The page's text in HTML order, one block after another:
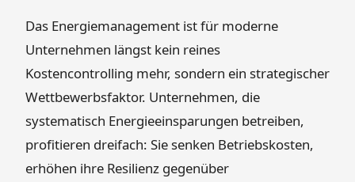
Das Energiemanagement ist für moderne
Unternehmen längst kein reines
Kostencontrolling mehr, sondern ein strategischer
Wettbewerbsfaktor. Unternehmen, die
systematisch Energieeinsparungen betreiben,
profitieren dreifach: Sie senken Betriebskosten,
erhöhen ihre Resilienz gegenüber